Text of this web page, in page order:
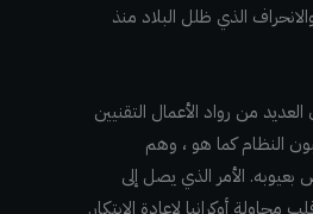
الذي ظلل البلاد منذ
من رواد الأعمال التقنيين
النظام كما هو ، وهم
الأمر الذي يصل إلى
محاولة أوكرانيا لإعادة الابتكار.